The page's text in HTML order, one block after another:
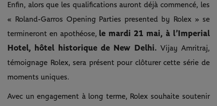
Enfin, alors que les qualifications auront déjà commencé, les
« Roland-Garros Opening Parties presented by Rolex » se
termineront en apothéose, le mardi 21 mai, à l’Imperial
Hotel, hôtel historique de New Delhi.Vijay Amritraj,
témoignage Rolex, sera présent pour clôturer cette série de
moments uniques.
Avec un engagement à long terme, Rolex souhaite soutenir